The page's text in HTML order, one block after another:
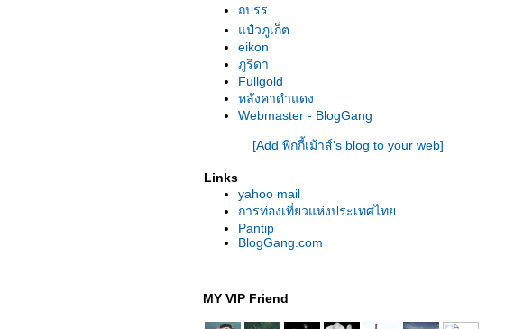
ถปรร
ป๋วภูเก็ต
eikon
ภูริดา
Fullgold
หลังคาดำแดง
Webmaster - BlogGang
[Add พิกกี้เม้าส์'s blog to your web]
Links
yahoo mail
การท่องเที่ยวแห่งประเทศไท
Pantip
BlogGang.com
MY VIP Friend